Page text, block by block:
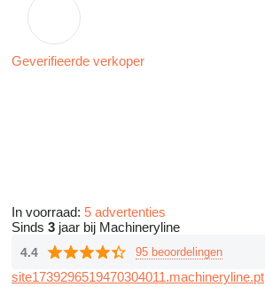
Geverifieerde verkoper
In voorraad: 5 advertenties
Sinds 3 jaar bij Machineryline
4.4 95 beoordelingen
site1739296519470304011.machineryline.pt